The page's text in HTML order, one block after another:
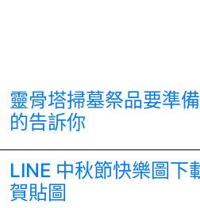
靈骨塔掃墓祭品要準
的告訴你
LINE 中秋節快樂圖下
賀貼圖